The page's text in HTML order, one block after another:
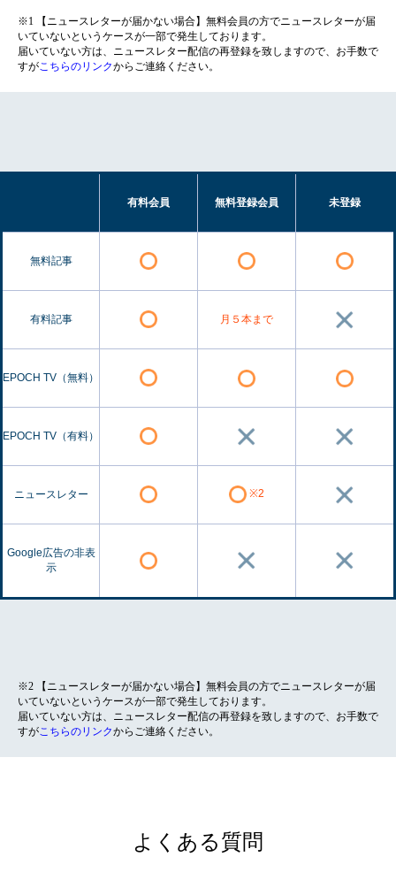
※1 【ニュースレターが届かない場合】無料会員の方でニュースレターが届
いていないというケースが一部で発生しております。
届いていない方は、ニュースレター配信の再登録を致しますので、お手数で
すがこちらのリンクからご連絡ください。
有料会員 無料登録会員 未登録
無料記事
有料記事 月５本まで
EPOCH TV（無料）
EPOCH TV（有料）
ニュースレター ※2
Google広告の非表
示
※2 【ニュースレターが届かない場合】無料会員の方でニュースレターが届
いていないというケースが一部で発生しております。
届いていない方は、ニュースレター配信の再登録を致しますので、お手数で
すがこちらのリンクからご連絡ください。
よくある質問